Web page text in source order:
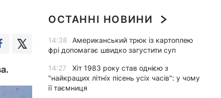
ОСТАННІ НОВИНИ
14:38
Американський трюк із картоплею
фрі допомагає швидко загустити суп
14:27
Хіт 1983 року став однією з
"найкращих літніх пісень усіх часів": у чому
її таємниця